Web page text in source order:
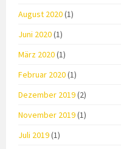
August 2020(1)
Juni 2020(1)
März 2020(1)
Februar 2020(1)
Dezember 2019(2)
November 2019(1)
Juli 2019(1)